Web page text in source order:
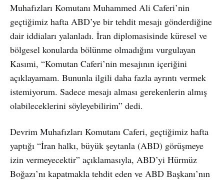
Muhafızları Komutanı Muhammed Ali Caferi’nin
geçtiğimiz hafta ABD’ye bir tehdit mesajı gönderdiğine
dair iddiaları yalanladı. İran diplomasisinde küresel ve
bölgesel konularda bölünme olmadığını vurgulayan
Kasımi, “Komutan Caferi’nin mesajının içeriğini
açıklayamam. Bununla ilgili daha fazla ayrıntı vermek
istemiyorum. Sadece mesajı alması gerekenlerin almış
olabileceklerini söyleyebilirim” dedi.
Devrim Muhafızları Komutanı Caferi, geçtiğimiz hafta
yaptığı “İran halkı, büyük şeytanla (ABD) görüşmeye
izin vermeyecektir” açıklamasıyla, ABD’yi Hürmüz
Boğazı’nı kapatmakla tehdit eden ve ABD Başkanı’nın